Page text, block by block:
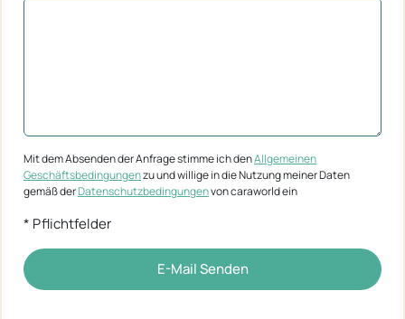
Mit dem Absenden der Anfrage stimme ich denAllgemeinen
Geschäftsbedingungenzu und willige in die Nutzung meiner Daten
gemäß derDatenschutzbedingungenvon caraworld ein
* Pflichtfelder
E-Mail Senden